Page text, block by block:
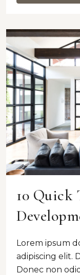
10 Quick
Lorem ipsum
adipiscing elit.
Donec non